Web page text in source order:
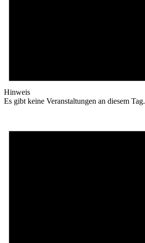
Hinweis
Es gibt keine Veranstaltungen an diesem Tag.